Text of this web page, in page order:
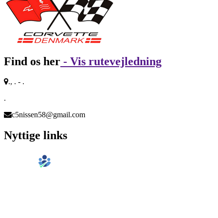
Find os her - Vis rutevejledning
., . - .
.
c5nissen58@gmail.com
Nyttige links